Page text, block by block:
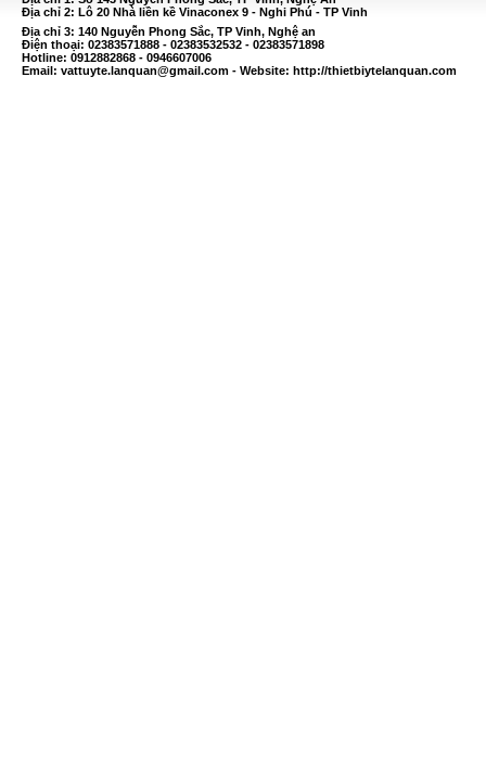
Địa chỉ 2: Lô 20 Nhà liền kề Vinaconex 9 - Nghi Phú - TP Vinh
Địa chỉ 3: 140 Nguyễn Phong Sắc, TP Vinh, Nghệ an
Điện thoại: 02383571888 - 02383532532 - 02383571898
Hotline: 0912882868 - 0946607006
Email: vattuyte.lanquan@gmail.com - Website: http://thietbiytelanquan.com